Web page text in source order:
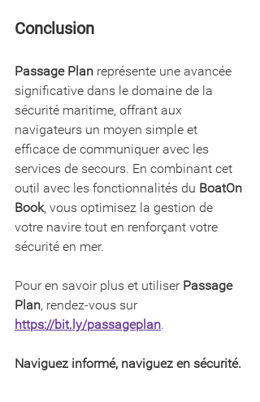
Conclusion
Passage Plan représente une avancée
significative dans le domaine de la
sécurité maritime, offrant aux
navigateurs un moyen simple et
efficace de communiquer avec les
services de secours. En combinant cet
outil avec les fonctionnalités du BoatOn
Book, vous optimisez la gestion de
votre navire tout en renforçant votre
sécurité en mer.
Pour en savoir plus et utiliser Passage
Plan, rendez-vous sur
https://bit.ly/passageplan.
Naviguez informé, naviguez en sécurité.